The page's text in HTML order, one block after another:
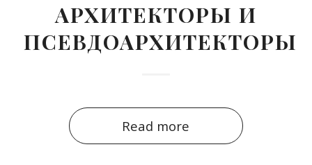
АРХИТЕКТОРЫ И
ПСЕВДОАРХИТЕКТОРЫ
Read more